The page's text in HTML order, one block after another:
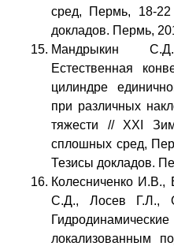
сред, Пермь, 18-
докладов. Пермь,
Мандрыкин
Естественная
цилиндре
при различных
тяжести // ХXI
сплошных сред,
Тезисы докладов.
Колесниченко
С.Д., Лосев Г.Л.,
локализованным